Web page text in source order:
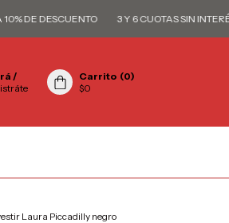
DESCUENTO 3 Y 6 CUOTAS SIN INTERÉS
/
Carrito (0)
$0
Laura Piccadilly negro